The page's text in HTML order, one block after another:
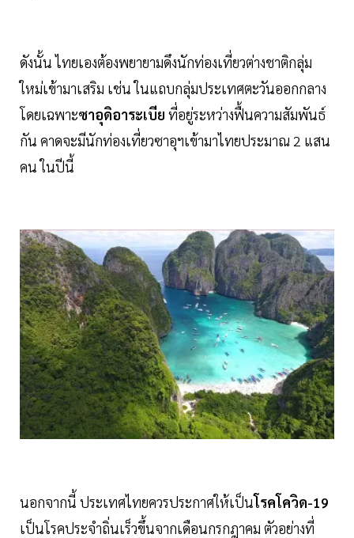
ดังนั้น ไทยเองต้องพยายามดึงนักท่องเที่ยวต่างชาติกลุ่ม
ใหม่เข้ามาเสริม เช่น ในแถบกลุ่มประเทศตะวันออกกลาง
โดยเฉพาะซาอุดิอาระเบีย ที่อยู่ระหว่างฟื้นความสัมพันธ์
กัน คาดจะมีนักท่องเที่ยวซาอุฯเข้ามาไทยประมาณ 2 แสน
คน ในปีนี้
นอกจากนี้ ประเทศไทยควรประกาศให้เป็นโรคโควิด-19
เป็นโรคประจำถิ่นเร็วขึ้นจากเดือนกรกฎาคม ตัวอย่างที่